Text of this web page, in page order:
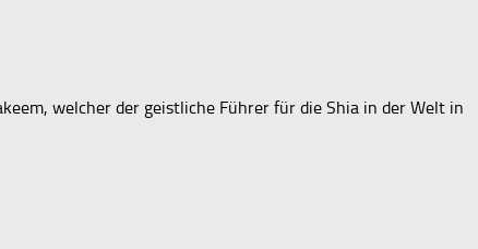
welcher der geistliche Führer für die Shia in der Welt in